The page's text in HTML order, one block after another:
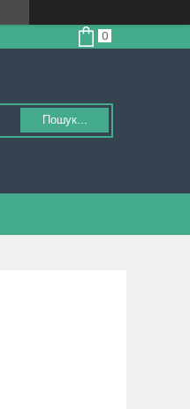
Пошук...